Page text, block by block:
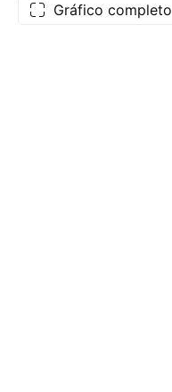
Gráfico completo